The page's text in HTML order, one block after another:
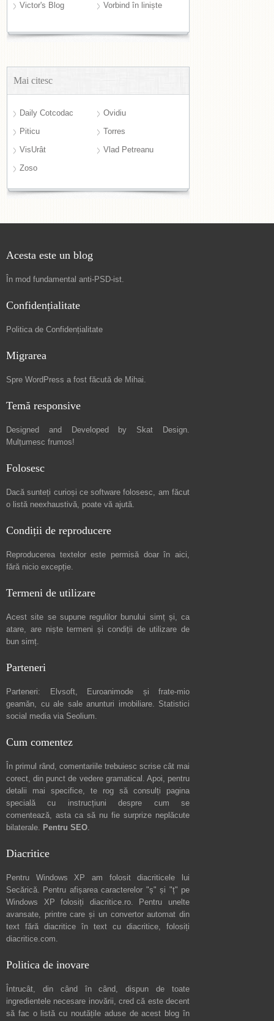
Victor's Blog
Vorbind în liniște
Mai citesc
Daily Cotcodac
Ovidiu
Piticu
Torres
VisUrât
Vlad Petreanu
Zoso
Acesta este un blog
În mod fundamental anti-PSD-ist.
Confidențialitate
Politica de Confidențialitate
Migrarea
Spre WordPress a fost făcută de Mihai.
Temă responsive
Designed and Developed by Skat Design.
Mulțumesc frumos!
Folosesc
Dacă sunteți curioși ce software folosesc, am făcut
o listă neexhaustivă, poate vă ajută.
Condiții de reproducere
Reproducerea textelor este permisă doar în aici,
fără nicio excepție.
Termeni de utilizare
Acest site se supune regulilor bunului simț și, ca
atare, are niștetermeni și condiții de utilizare de
bun simț.
Parteneri
Parteneri: Elvsoft, Euroanimode și frate-mio
geamăn, cu ale sale anunturi imobiliare. Statistici
social media via Seolium.
Cum comentez
În primul rând, comentariile trebuiesc scrise cât mai
corect, din punct de vedere gramatical. Apoi, pentru
detalii mai specifice, te rog să consulți pagina
specială cu instrucțiuni despre cum se
comentează, asta ca să nu fie surprize neplăcute
bilaterale. Pentru SEO.
Diacritice
Pentru Windows XP am folosit diacriticele lui
Secărică. Pentru afișarea caracterelor "ș" și "ț" pe
Windows XP folosiți diacritice.ro. Pentru unelte
avansate, printre care și un convertor automat din
text fără diacritice în text cu diacritice, folosiți
diacritice.com.
Politica de inovare
Întrucât, din când în când, dispun de toate
ingredientele necesare inovării, cred că este decent
să fac o listă cu noutățile aduse de acest blog în